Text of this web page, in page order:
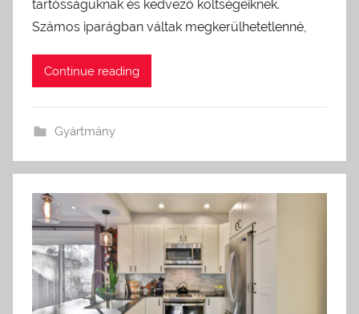
tartósságuknak és kedvező költségeiknek.
Számos iparágban váltak megkerülhetetlenné,
Continue reading
Gyártmány